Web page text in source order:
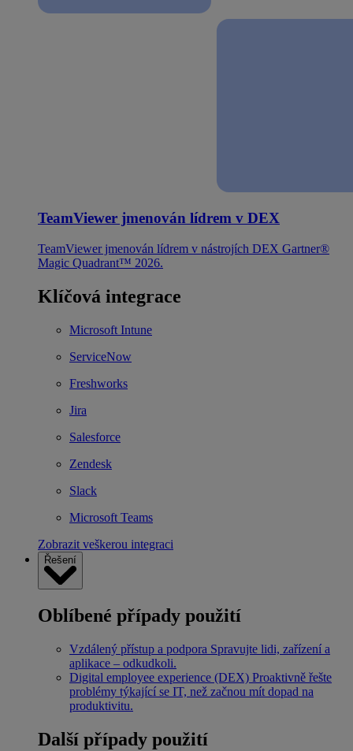
TeamViewer jmenován lídrem v DEX
TeamViewer jmenován lídrem v nástrojích DEX Gartner®
Magic Quadrant™ 2026.
Klíčová integrace
Microsoft Intune
ServiceNow
Freshworks
Jira
Salesforce
Zendesk
Slack
Microsoft Teams
Zobrazit veškerou integraci
Řešení
Oblíbené případy použití
Vzdálený přístup a podpora Spravujte lidi, zařízení a
aplikace – odkudkoli.
Digital employee experience (DEX) Proaktivně řešte
problémy týkající se IT, než začnou mít dopad na
produktivitu.
Další případy použití